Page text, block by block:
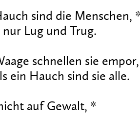
sind die Menschen,
Lug und Trug.
schnellen sie
ein Hauch sind sie alle.
auf Gewalt, *